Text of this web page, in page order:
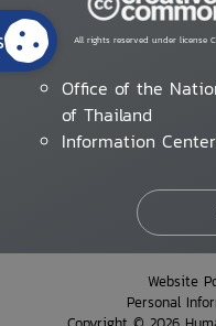
All rights reserved under license
Office of the
of Thailand
Information Center
Website
Personal